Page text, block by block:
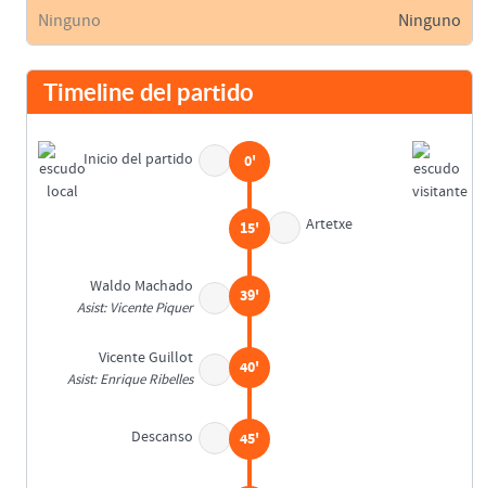
Ninguno Ninguno
Timeline del partido
Inicio del partido 0'
Artetxe
15'
Waldo Machado
Asist: Vicente Piquer
39'
Vicente Guillot
Asist: Enrique Ribelles
40'
Descanso 45'